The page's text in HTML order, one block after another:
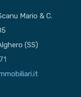
Mario & C.
(SS)